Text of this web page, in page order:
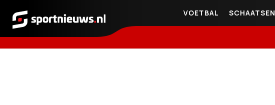
Sportnieuws.nl
VOETBAL SCHAATSEN